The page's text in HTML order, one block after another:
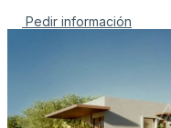
Pedir información